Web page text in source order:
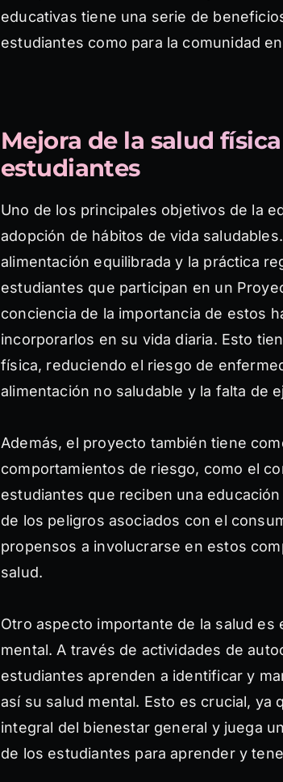
educativas tiene una serie de
estudiantes como para la comunidad
Mejora de la salud
estudiantes
Uno de los principales objetivos de la
adopción de hábitos de vida
alimentación equilibrada y la práctica
estudiantes que participan en un
conciencia de la importancia de estos
incorporarlos en su vida diaria. Esto
física, reduciendo el riesgo de
alimentación no saludable y la falta de
Además, el proyecto también tiene
comportamientos de riesgo, como el
estudiantes que reciben una
de los peligros asociados con el
propensos a involucrarse en estos
salud.
Otro aspecto importante de la salud es
mental. A través de actividades de
estudiantes aprenden a identificar y
así su salud mental. Esto es crucial, ya
integral del bienestar general y juega
de los estudiantes para aprender y